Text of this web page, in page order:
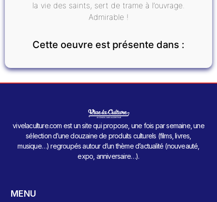
la vie des saints, sert de trame à l’ouvrage.
Admirable !
Cette oeuvre est présente dans :
vivelaculture.com est un site qui propose, une fois par semaine, une
sélection d’une douzaine de produits culturels (films, livres,
musique…) regroupés autour d’un thème d’actualité (nouveauté,
expo, anniversaire…).
MENU